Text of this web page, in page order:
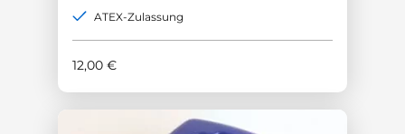
12,00 €
ATEX-Zulassung